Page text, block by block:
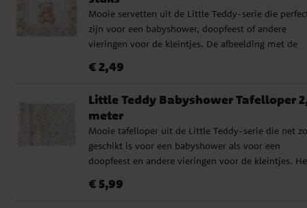
Mooie servetten uit de Little Teddy-serie die
zijn voor een babyshower, doopfeest of andere
vieringen voor de kleintjes. De afbeelding met de
een charmante en doordachte uitstraling, terwijl de
Afmetingen: 33 x 33 cm uitgevouwen ✔️ Materiaal:
laags papier ✔️ Details in glanzende goudfolie
Prijs :€ 2,49
€ 2,49
Little Teddy Babyshower Tafelloper
meter
Mooie tafelloper uit de Little Teddy-serie die net zo
geschikt is voor een babyshower als voor een
doopfeest en andere vieringen voor de kleintjes.
details geeft de aankleding van de tafel een uniforme
Prijs :€ 5,99
€ 5,99